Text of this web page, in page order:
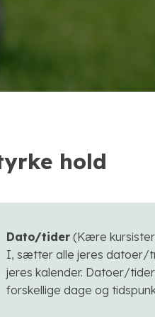
hold
Dato/tider (Kære
I, sætter alle jeres datoer/
jeres kalender. Datoer/
forskellige dage og